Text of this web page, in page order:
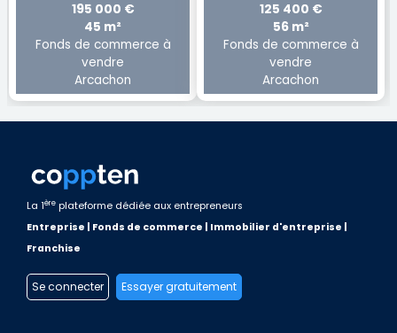
195 000 €
45 m²
Fonds de commerce à
vendre
Arcachon
125 400 €
56 m²
Fonds de commerce à
vendre
Arcachon
La 1ère plateforme dédiée aux entrepreneurs
Entreprise | Fonds de commerce | Immobilier d'entreprise |
Franchise
Se connecter Essayer gratuitement